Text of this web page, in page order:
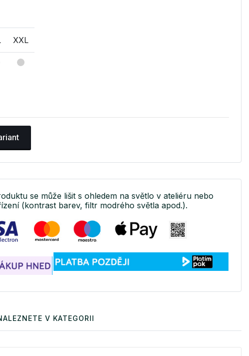
XXL
se může lišit s ohledem na světlo v ateliéru nebo
(kontrast barev, filtr modrého světla apod.).
V KATEGORII